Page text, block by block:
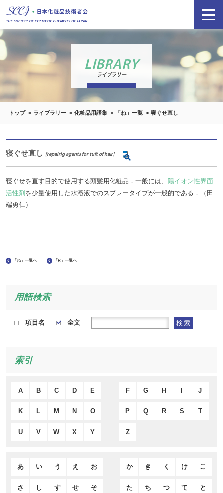
LIBRARY
ライブラリー
トップ ライブラリー 化粧品用語集 「ね」一覧 寝ぐせ直し
寝ぐせ直し [repairig agents for tuft of hair]
寝ぐせを直す目的で使用する頭髪用化粧品．一般には、 陽イオン性界面
活性剤 を少量使用した水溶液でのスプレータイプが一般的である．（田
端勇仁）
「ね」一覧へ 「R」一覧へ
用語検索
項目名 全文 検索
索引
A B C D E F G H J
K L M N O P Q R S T
U V W X Y Z
あ い う え お か き く け こ
さ し す せ そ た ち つ て と